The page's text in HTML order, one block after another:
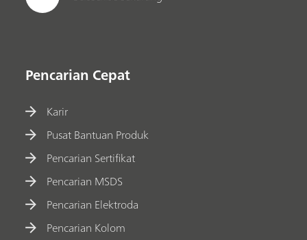
Pencarian Cepat
Karir
Pusat Bantuan Produk
Pencarian Sertifikat
Pencarian MSDS
Pencarian Elektroda
Pencarian Kolom